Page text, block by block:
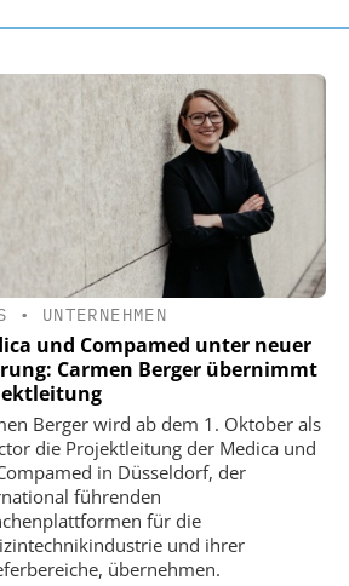
• UNTERNEHMEN
und Compamed unter neuer
Carmen Berger übernimmt
Berger wird ab dem 1. Oktober als
die Projektleitung der Medica und
in Düsseldorf, der
führenden
für die
und ihrer
übernehmen.